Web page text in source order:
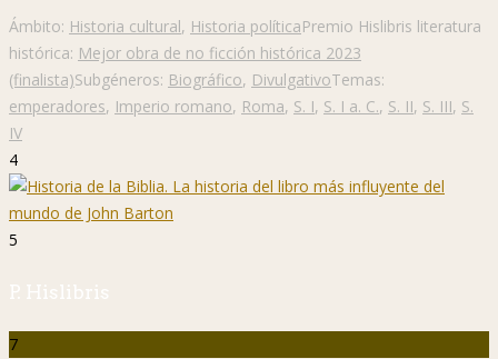
Ámbito: Historia cultural, Historia políticaPremio Hislibris literatura
histórica: Mejor obra de no ficción histórica 2023
(finalista)Subgéneros: Biográfico, DivulgativoTemas:
emperadores, Imperio romano, Roma, S. I, S. I a. C., S. II, S. III, S.
IV
4
5
P. Hislibris
7